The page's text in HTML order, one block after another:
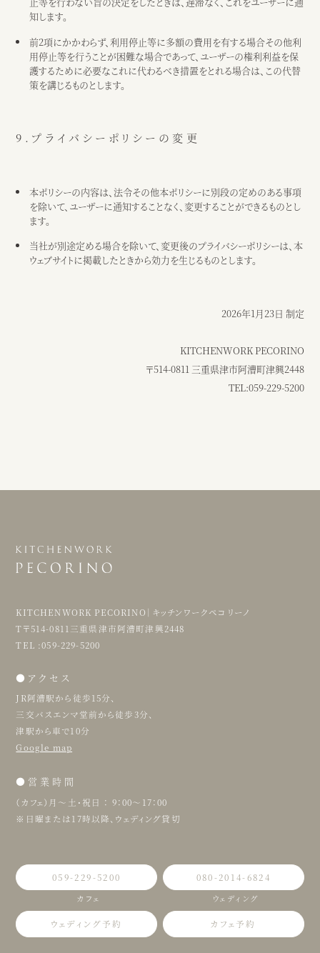
知します。
前2項にかかわらず、利用停止等に多額の費用を有する場合その他利
用停止等を行うことが困難な場合であって、ユーザーの権利利益を保
護するために必要なこれに代わるべき措置をとれる場合は、この代替
策を講じるものとします。
9.プライバシーポリシーの変更
本ポリシーの内容は、法令その他本ポリシーに別段の定めのある事項
を除いて、ユーザーに通知することなく、変更することができるものとし
ます。
当社が別途定める場合を除いて、変更後のプライバシーポリシーは、本
ウェブサイトに掲載したときから効力を生じるものとします。
2026年1月23日 制定
KITCHENWORK PECORINO
〒514-0811 三重県津市阿漕町津興2448
TEL:059-229-5200
KITCHENWORK PECORINO｜キッチンワークペコリーノ
T〒514-0811三重県津市阿漕町津興2448
TEL :059-229-5200
●アクセス
JR阿漕駅から徒歩15分、
三交バスエンマ堂前から徒歩3分、
津駅から車で10分
Google map
●営業時間
（カフェ）月〜土・祝日 ： 9：00〜17：00
※日曜または17時以降、ウェディング貸切
059-229-5200
カフェ
080-2014-6824
ウェディング
ウェディング予約 カフェ予約